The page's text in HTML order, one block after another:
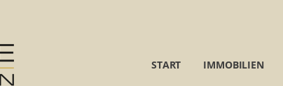
START IMMOBILIEN